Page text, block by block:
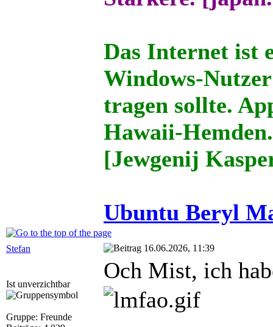
Das Internet ist
Windows-
tragen sollte.
Hawaii-
[Jewgenij
Ubuntu Beryl
Stefan 16.06.2026, 11:39
Ist unverzichtbar
Gruppe: Freunde
Och Mist, ich